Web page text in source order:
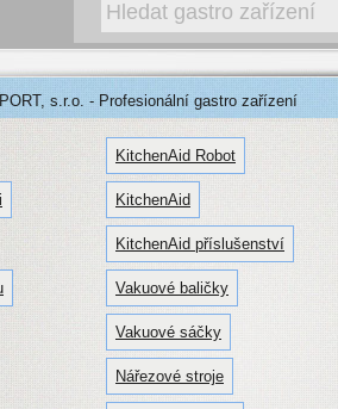
s.r.o. - Profesionální gastro zařízení
KitchenAid Robot
KitchenAid
KitchenAid příslušenství
Vakuové baličky
Vakuové sáčky
Nářezové stroje